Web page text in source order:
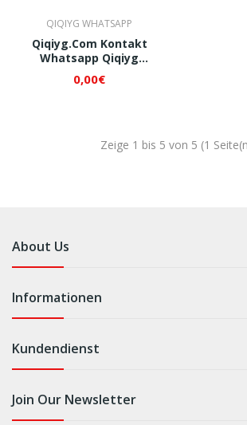
QIQIYG WHATSAPP
Qiqiyg.com Kontakt
Whatsapp Qiqiyg
QD7021
0,00€
Zeige 1 bis 5 von 5 (1
About Us
Informationen
Kundendienst
Join Our Newsletter